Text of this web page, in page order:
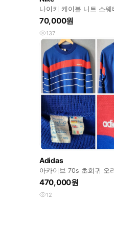
나이키 케이블 니트 스웨
70,000원
137
Adidas
아카이브 70s 초희귀 오
스 벤텍스(Ventex) 프랑스
470,000원
12